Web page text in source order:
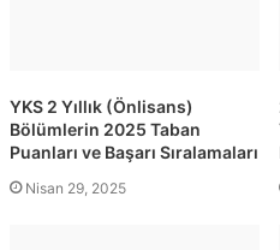
YKS 2 Yıllık (Önlisans)
Bölümlerin 2025 Taban
Puanları ve Başarı Sıralamaları
Nisan 29, 2025